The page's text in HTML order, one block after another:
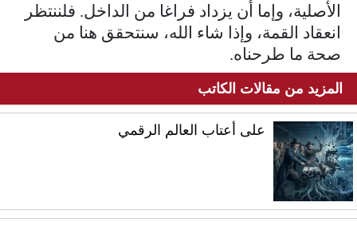
الأصلية، وإما أن يزداد فراغا من الداخل. فلننتظر
انعقاد القمة، وإذا شاء الله، سنتحقق هنا من
صحة ما طرحناه.
المزيد من مقالات الكاتب
على أعتاب العالم الرقمي